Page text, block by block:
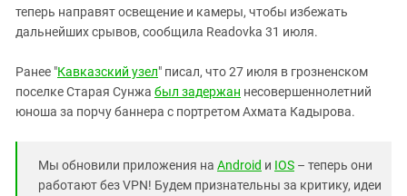
теперь направят освещение и камеры, чтобы избежать
дальнейших срывов, сообщила Readovka 31 июля.
Ранее "Кавказский узел" писал, что 27 июля в грозненском
поселке Старая Сунжа был задержан несовершеннолетний
юноша за порчу баннера с портретом Ахмата Кадырова.
Мы обновили приложения на Android и IOS – теперь они
работают без VPN! Будем признательны за критику, идеи